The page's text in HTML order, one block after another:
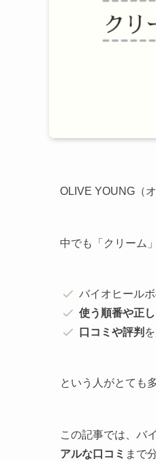
OLIVE YOUNG（
中でも「クリーム
バイオヒール
使う順番や正
口コミや評判
という人がとても
この記事では、バ
アルな口コミ まで